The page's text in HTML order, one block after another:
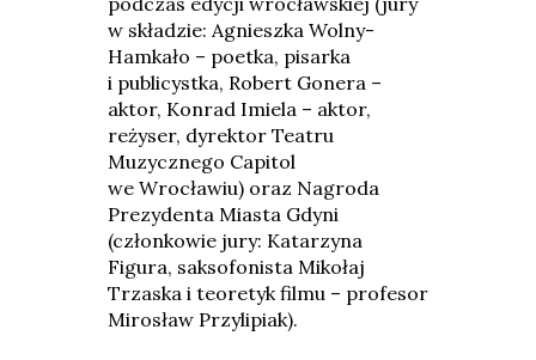
w składzie: Agnieszka Wolny-
Hamkało – poetka, pisarka
i publicystka, Robert Gonera –
aktor, Konrad Imiela – aktor,
reżyser, dyrektor Teatru
Muzycznego Capitol
we Wrocławiu) oraz Nagroda
Prezydenta Miasta Gdyni
(członkowie jury: Katarzyna
Figura, saksofonista Mikołaj
Trzaska i teoretyk filmu – profesor
Mirosław Przylipiak).